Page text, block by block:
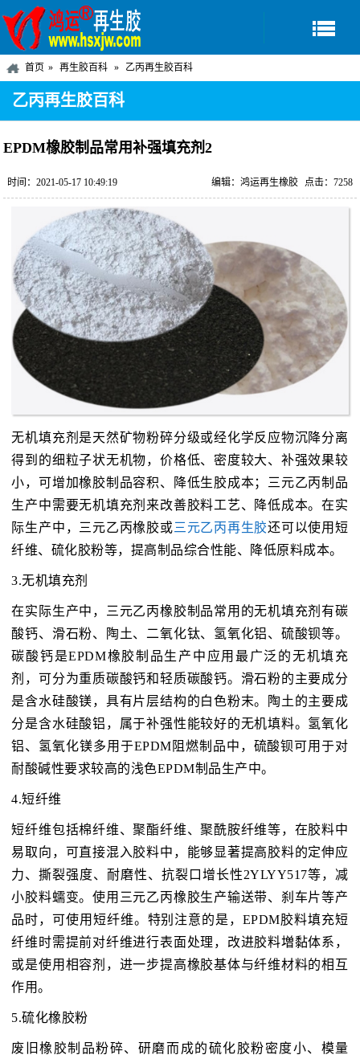
首页 再生胶百科 乙丙再生胶百科
乙丙再生胶百科
EPDM橡胶制品常用补强填充剂2
时间：2021-05-17 10:49:19 点击：7258
编辑：鸿运再生橡胶
无机填充剂是天然矿物粉碎分级或经化学反应物沉降分离
得到的细粒子状无机物，价格低、密度较大、补强效果较
小，可增加橡胶制品容积、降低生胶成本；三元乙丙制品
生产中需要无机填充剂来改善胶料工艺、降低成本。在实
际生产中，三元乙丙橡胶或三元乙丙再生胶还可以使用短
纤维、硫化胶粉等，提高制品综合性能、降低原料成本。
3.无机填充剂
在实际生产中，三元乙丙橡胶制品常用的无机填充剂有碳
酸钙、滑石粉、陶土、二氧化钛、氢氧化铝、硫酸钡等。
碳酸钙是EPDM橡胶制品生产中应用最广泛的无机填充
剂，可分为重质碳酸钙和轻质碳酸钙。滑石粉的主要成分
是含水硅酸镁，具有片层结构的白色粉末。陶土的主要成
分是含水硅酸铝，属于补强性能较好的无机填料。氢氧化
铝、氢氧化镁多用于EPDM阻燃制品中，硫酸钡可用于对
耐酸碱性要求较高的浅色EPDM制品生产中。
4.短纤维
短纤维包括棉纤维、聚酯纤维、聚酰胺纤维等，在胶料中
易取向，可直接混入胶料中，能够显著提高胶料的定伸应
力、撕裂强度、耐磨性、抗裂口增长性2YLYY517等，减
小胶料蠕变。使用三元乙丙橡胶生产输送带、刹车片等产
品时，可使用短纤维。特别注意的是，EPDM胶料填充短
纤维时需提前对纤维进行表面处理，改进胶料増黏体系，
或是使用相容剂，进一步提高橡胶基体与纤维材料的相互
作用。
5.硫化橡胶粉
废旧橡胶制品粉碎、研磨而成的硫化胶粉密度小、模量